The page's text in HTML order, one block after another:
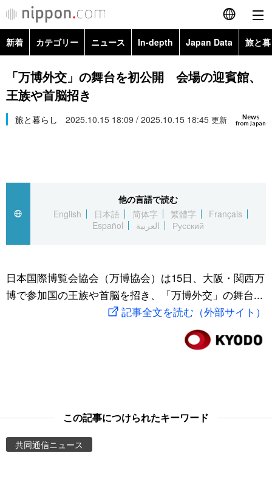
English
简体字
Русский
カテゴリー
経済・ビジネス
国際
文化
トップ
アーカイブ
In-depth
Japan Data
動画/Live
新着 カテゴリー ニュース In-depth Japan Data 旅と
政治・外交
経済・ビジネス
スポーツ・東京2020
Topics
「万博外交」の舞台を初公開 会場の迎賓館、
王族や首脳招き
News
from Japan
旅と暮らし 2025.10.15 18:09 / 2025.10.15 18:45 更新
他の言語で読む
English
日本語 简体字 繁體字
Français
Español
العربية Русский
日本国際博覧会協会（万博協会）は15日、大阪・関西万
博で参加国の王族や首脳を招き、「万博外交」の舞台...
記事全文を読む（外部サイト）
この記事につけられたキーワード
共同通信ニュース